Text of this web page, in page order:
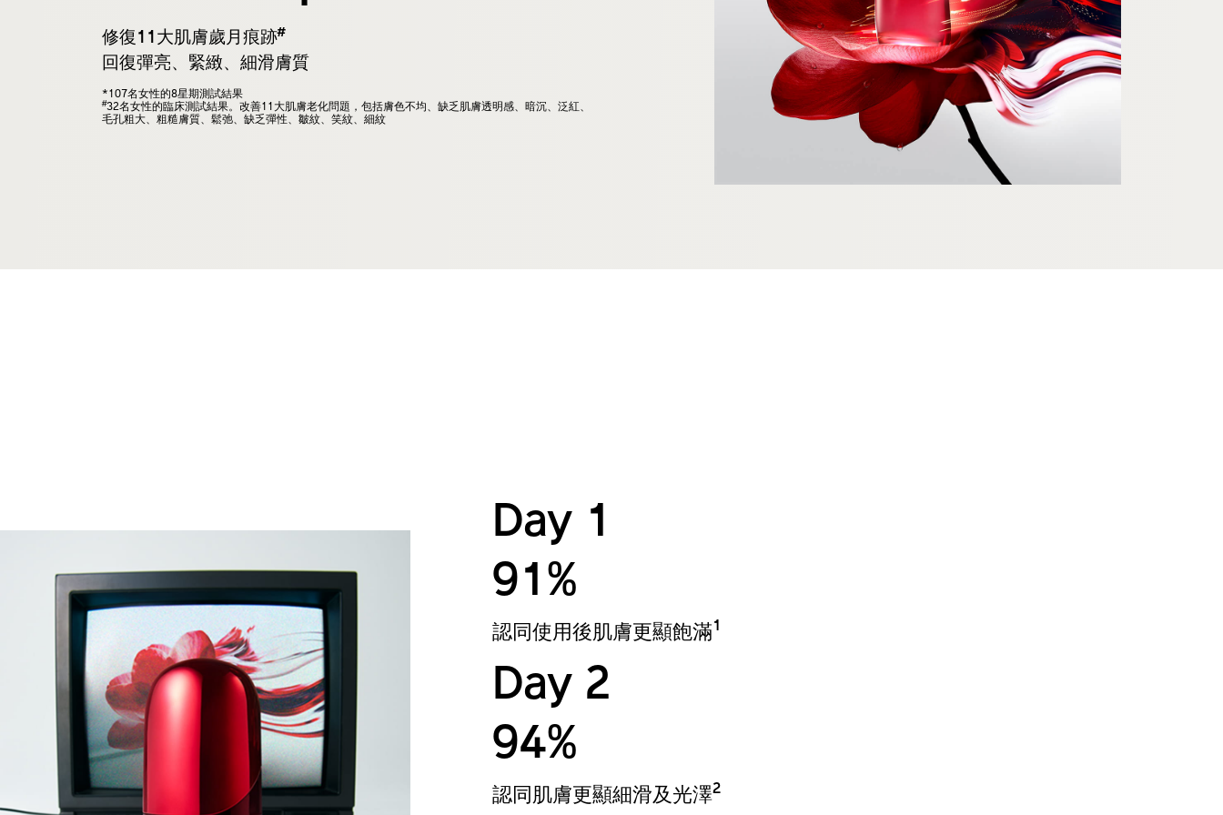
修復11大肌膚歲月痕跡#
回復彈亮、緊緻、細滑膚質
*107名女性的8星期測試結果
#32名女性的臨床測試結果。改善11大肌膚老化問題，包括膚色不均、缺乏肌膚透明感、暗沉、泛紅、
毛孔粗大、粗糙膚質、鬆弛、缺乏彈性、皺紋、笑紋、細紋
Day 1
91%
認同使用後肌膚更顯飽滿1
Day 2
94%
認同肌膚更顯細滑及光澤2